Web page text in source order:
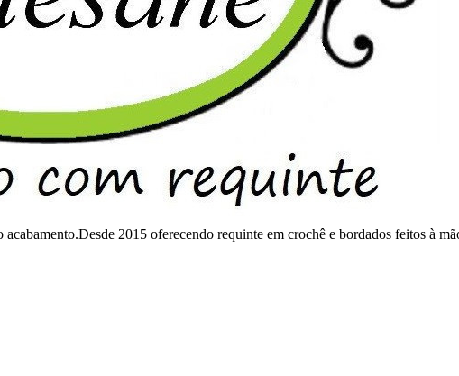
acabamento.Desde 2015 oferecendo requinte em crochê e bordados feitos à